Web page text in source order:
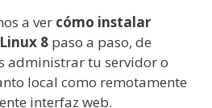
a ver cómo instalar
8 paso a paso, de
administrar tu servidor o
local como remotamente
interfaz web.